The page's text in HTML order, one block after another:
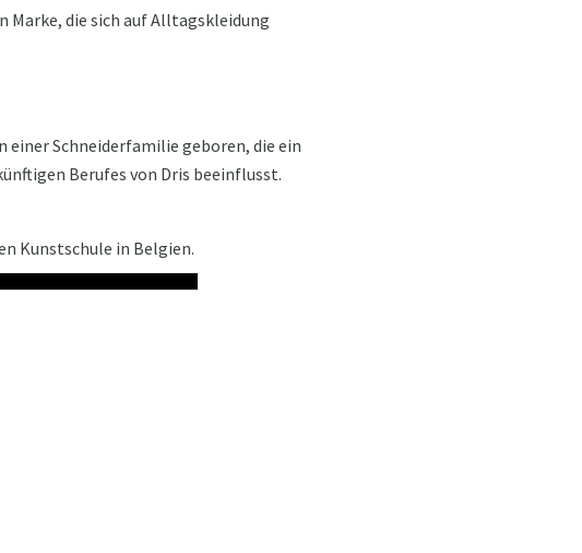
Marke, die sich auf Alltagskleidung
einer Schneiderfamilie geboren, die ein
Berufes von Dris beeinflusst.
Kunstschule in Belgien.